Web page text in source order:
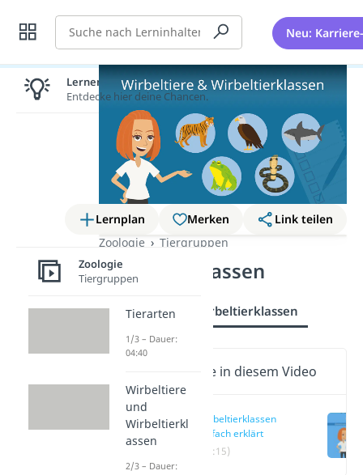
Suche Neu:
Lernplan Merken
Link teilen
Zoologie
Tiergruppen
Wirbeltierklassen
Wirbeltiere Wirbeltierklassen
Wichtige Inhalte in diesem Video
Wirbeltierklassen
einfach erklärt
(00:15)
Lernen lohnt sich!
Entdecke hier deine Chancen.
Zoologie
Tiergruppen
Tierarten
1/3 – Dauer:
04:40
Wirbeltiere
und
Wirbeltierkl
assen
2/3 – Dauer: